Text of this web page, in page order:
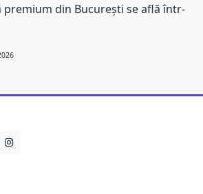
premium din București se află într-